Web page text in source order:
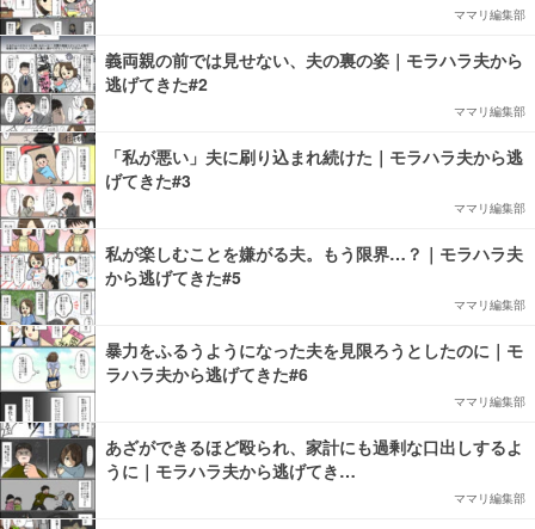
ママリ編集部
義両親の前では見せない、夫の裏の姿｜モラハラ夫から
逃げてきた#2
ママリ編集部
「私が悪い」夫に刷り込まれ続けた｜モラハラ夫から逃
げてきた#3
ママリ編集部
私が楽しむことを嫌がる夫。もう限界…？｜モラハラ夫
から逃げてきた#5
ママリ編集部
暴力をふるうようになった夫を見限ろうとしたのに｜モ
ラハラ夫から逃げてきた#6
ママリ編集部
あざができるほど殴られ、家計にも過剰な口出しするよ
うに｜モラハラ夫から逃げてき…
ママリ編集部